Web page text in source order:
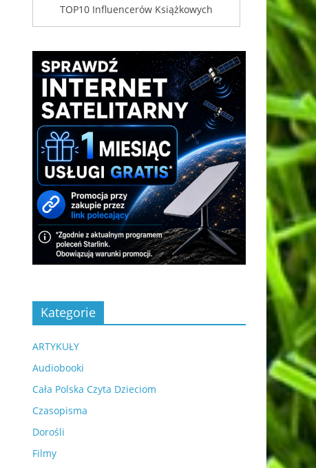
TOP10 Influencerów Książkowych
Kategorie
ARTYKUŁY
Audiobooki
Cała Polska Czyta Dzieciom
Czasopisma
Dorośli
Filmy